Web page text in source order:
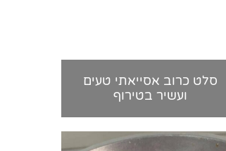
סלט כרוב אסייאתי טעים
ועשיר בטירוף